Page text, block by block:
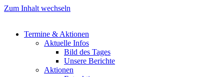
Zum Inhalt wechseln
Termine & Aktionen
Aktuelle Infos
Bild des Tages
Unsere Berichte
Aktionen